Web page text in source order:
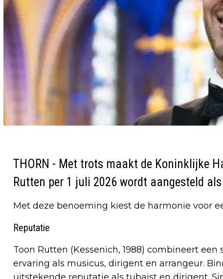
THORN - Met trots maakt de Koninklijke
Rutten per 1 juli 2026 wordt aangesteld
Met deze benoeming kiest de harmonie voor
Reputatie
Toon Rutten (Kessenich, 1988) combineert
ervaring als musicus, dirigent en arrangeur.